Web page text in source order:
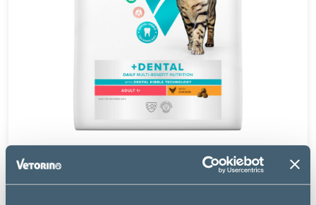
CHAT MULTI-BENEFIT + DENTAL ADULT POULET